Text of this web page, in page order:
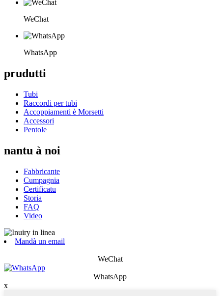
WeChat
WhatsApp
prudutti
Tubi
Raccordi per tubi
Accoppiamenti è Morsetti
Accessori
Pentole
nantu à noi
Fabbricante
Cumpagnia
Certificatu
Storia
FAQ
Video
Mandà un email
WeChat
WhatsApp
x